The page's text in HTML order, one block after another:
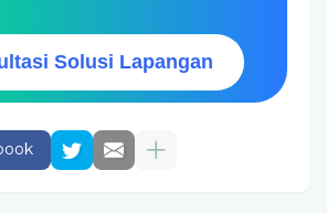
Solusi Lapangan